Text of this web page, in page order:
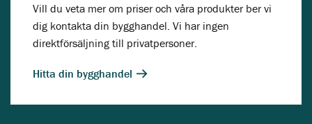
Vill du veta mer om priser och våra produkter ber vi
dig kontakta din bygghandel. Vi har ingen
direktförsäljning till privatpersoner.
Hitta din bygghandel